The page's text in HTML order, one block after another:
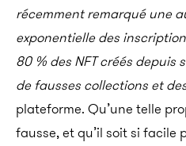
récemment remarqué une
exponentielle des
80 % des NFT créés
de fausses collections et
plateforme. Qu’une telle
fausse, et qu’il soit si facile